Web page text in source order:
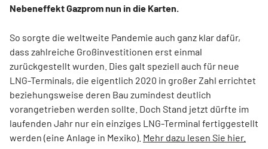
Nebeneffekt Gazprom nun in die Karten.
So sorgte die weltweite Pandemie auch ganz klar dafür,
dass zahlreiche Großinvestitionen erst einmal
zurückgestellt wurden. Dies galt speziell auch für neue
LNG-Terminals, die eigentlich 2020 in großer Zahl errichtet
beziehungsweise deren Bau zumindest deutlich
vorangetrieben werden sollte. Doch Stand jetzt dürfte im
laufenden Jahr nur ein einziges LNG-Terminal fertiggestellt
werden (eine Anlage in Mexiko). Mehr dazu lesen Sie hier.